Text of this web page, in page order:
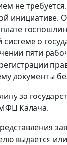
не
инициативе.
о
пяти
документы
за
Калача.
выдается